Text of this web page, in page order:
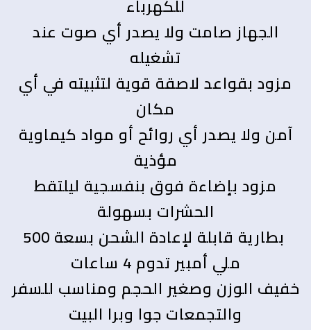
للكهرباء
الجهاز صامت ولا يصدر أي صوت عند
تشغيله
مزود بقواعد لاصقة قوية لتثبيته في أي
مكان
آمن ولا يصدر أي روائح أو مواد كيماوية
مؤذية
مزود بإضاءة فوق بنفسجية ليلتقط
الحشرات بسهولة
بطارية قابلة لإعادة الشحن بسعة 500
ملي أمبير تدوم 4 ساعات
خفيف الوزن وصغير الحجم ومناسب للسفر
والتجمعات جوا وبرا البيت